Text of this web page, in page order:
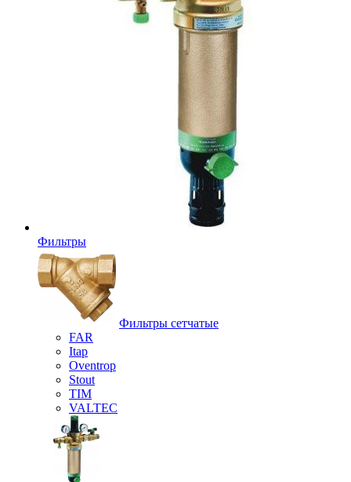
Фильтры
Фильтры сетчатые
FAR
Itap
Oventrop
Stout
TIM
VALTEC